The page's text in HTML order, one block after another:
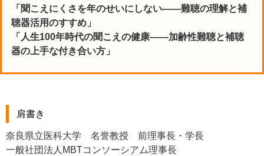
「聞こえにくさを年のせいにしない――難聴の理解と補
聴器活用のすすめ」
「人生100年時代の聞こえの健康――加齢性難聴と補聴
器の上手な付き合い方」
肩書き
奈良県立医科大学 名誉教授 前理事長・学長
一般社団法人MBTコンソーシアム理事長